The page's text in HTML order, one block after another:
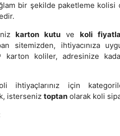
bir şekilde paketleme kolisi
karton kutu ve koli
sitemizden, ihtiyacınıza
karton koliler, adresinize
ihtiyaçlarınız için
isterseniz toptanolarak koli